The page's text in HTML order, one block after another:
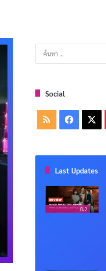
Social
RSS Facebook
Last Updates
8.2